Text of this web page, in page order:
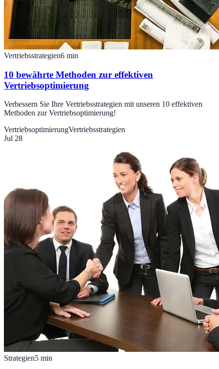
Vertriebsstrategien6 min
10 bewährte Methoden zur effektiven
Vertriebsoptimierung
Verbessern Sie Ihre Vertriebsstrategien mit unseren 10 effektiven
Methoden zur Vertriebsoptimierung!
VertriebsoptimierungVertriebsstrategien
Jul 28
Strategien5 min